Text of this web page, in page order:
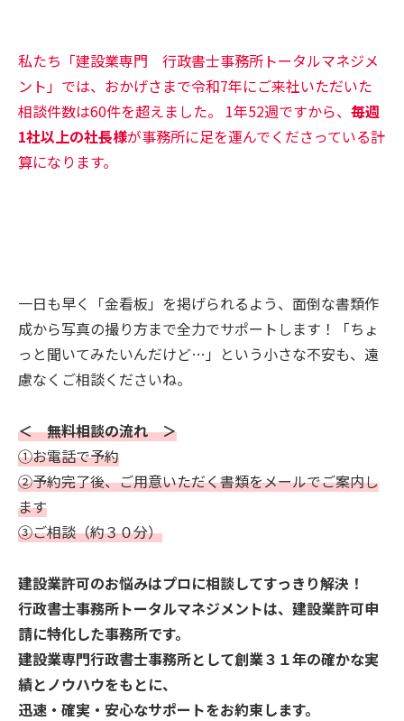
私たち「建設業専門 行政書士事務所トータルマネジメ
ント」では、おかげさまで令和7年にご来社いただいた
相談件数は60件を超えました。 1年52週ですから、 毎週
1社以上の社長様が事務所に足を運んでくださっている計
算になります。
一日も早く「金看板」を掲げられるよう、面倒な書類作
成から写真の撮り方まで全力でサポートします！「ちょ
っと聞いてみたいんだけど…」という小さな不安も、遠
慮なくご相談くださいね。
＜ 無料相談の流れ ＞
①お電話で予約
②予約完了後、ご用意いただく書類をメールでご案内し
ます
③ご相談（約３０分）
建設業許可のお悩みはプロに相談してすっきり解決！
行政書士事務所トータルマネジメントは、建設業許可申
請に特化した事務所です。
建設業専門行政書士事務所として創業３１年の確かな実
績とノウハウをもとに、
迅速・確実・安心なサポートをお約束します。